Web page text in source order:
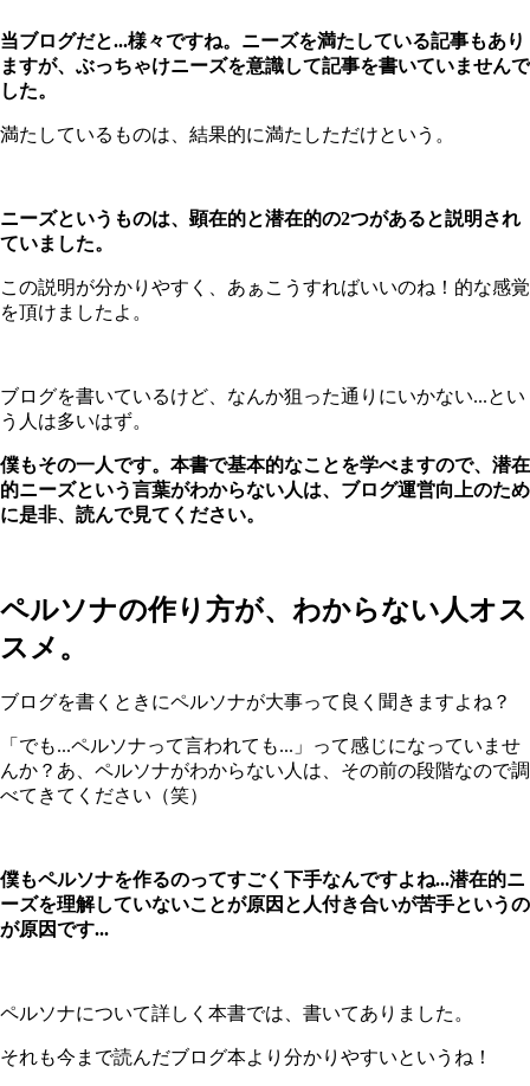
当ブログだと...様々ですね。ニーズを満たしている記事もあり
ますが、ぶっちゃけニーズを意識して記事を書いていませんで
した。
満たしているものは、結果的に満たしただけという。
ニーズというものは、顕在的と潜在的の2つがあると説明され
ていました。
この説明が分かりやすく、あぁこうすればいいのね！的な感覚
を頂けましたよ。
ブログを書いているけど、なんか狙った通りにいかない...とい
う人は多いはず。
僕もその一人です。本書で基本的なことを学べますので、潜在
的ニーズという言葉がわからない人は、ブログ運営向上のため
に是非、読んで見てください。
ペルソナの作り方が、わからない人オス
スメ。
ブログを書くときにペルソナが大事って良く聞きますよね？
「でも...ペルソナって言われても...」って感じになっていませ
んか？あ、ペルソナがわからない人は、その前の段階なので調
べてきてください（笑）
僕もペルソナを作るのってすごく下手なんですよね...潜在的ニ
ーズを理解していないことが原因と人付き合いが苦手というの
が原因です...
ペルソナについて詳しく本書では、書いてありました。
それも今まで読んだブログ本より分かりやすいというね！